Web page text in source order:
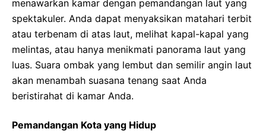
menawarkan kamar dengan pemandangan laut yang
spektakuler. Anda dapat menyaksikan matahari terbit
atau terbenam di atas laut, melihat kapal-kapal yang
melintas, atau hanya menikmati panorama laut yang
luas. Suara ombak yang lembut dan semilir angin laut
akan menambah suasana tenang saat Anda
beristirahat di kamar Anda.
Pemandangan Kota yang Hidup